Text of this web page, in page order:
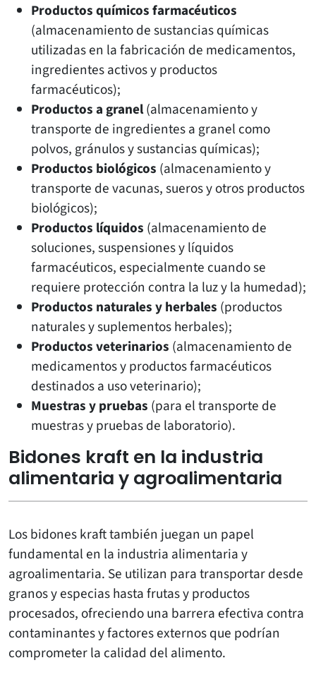
Productos químicos farmacéuticos
(almacenamiento de sustancias químicas
utilizadas en la fabricación de medicamentos,
ingredientes activos y productos
farmacéuticos);
Productos a granel(almacenamiento y
transporte de ingredientes a granel como
polvos, gránulos y sustancias químicas);
Productos biológicos (almacenamiento y
transporte de vacunas, sueros y otros productos
biológicos);
Productos líquidos (almacenamiento de
soluciones, suspensiones y líquidos
farmacéuticos, especialmente cuando se
requiere protección contra la luz y la humedad);
Productos naturales y herbales (productos
naturales y suplementos herbales);
Productos veterinarios (almacenamiento de
medicamentos y productos farmacéuticos
destinados a uso veterinario);
Muestras y pruebas (para el transporte de
muestras y pruebas de laboratorio).
Bidones kraft en la industria
alimentaria y agroalimentaria
Los bidones kraft también juegan un papel
fundamental en la industria alimentaria y
agroalimentaria. Se utilizan para transportar desde
granos y especias hasta frutas y productos
procesados, ofreciendo una barrera efectiva contra
contaminantes y factores externos que podrían
comprometer la calidad del alimento.